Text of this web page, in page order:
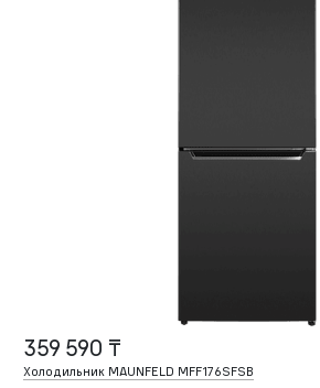
359 590 ₸
Холодильник MAUNFELD MFF176SFSB